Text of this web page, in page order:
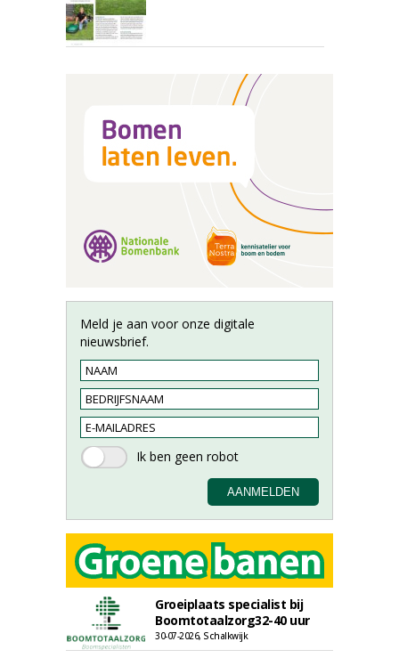
Meld je aan voor onze digitale
nieuwsbrief.
Groeiplaats specialist bij
Boomtotaalzorg32-40 uur
30-07-2026, Schalkwijk